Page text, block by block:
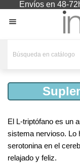
Envíos en 48-

El L-triptófano es un
sistema nervioso. Lo
serotonina en el
relajado y feliz.